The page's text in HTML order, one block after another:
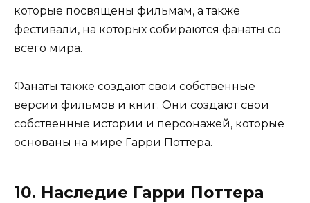
которые посвящены фильмам, а также
фестивали, на которых собираются фанаты со
всего мира.
Фанаты также создают свои собственные
версии фильмов и книг. Они создают свои
собственные истории и персонажей, которые
основаны на мире Гарри Поттера.
10. Наследие Гарри Поттера